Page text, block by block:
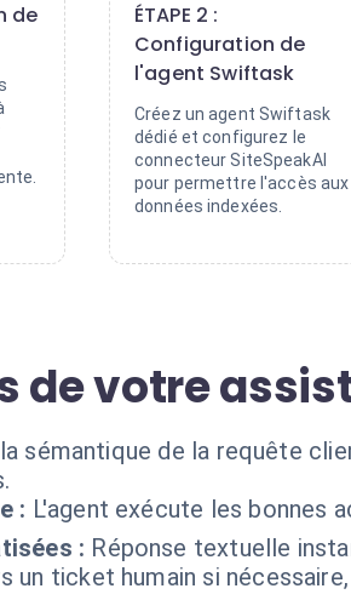
de
ÉTAPE 2 :
Configuration de
l'agent Swiftask
Créez un agent Swiftask
dédié et configurez le
connecteur SiteSpeakAI
pour permettre l'accès aux
données indexées.
de votre
sémantique de la requête
: L'agent exécute les bonnes
: Réponse textuelle
un ticket humain si